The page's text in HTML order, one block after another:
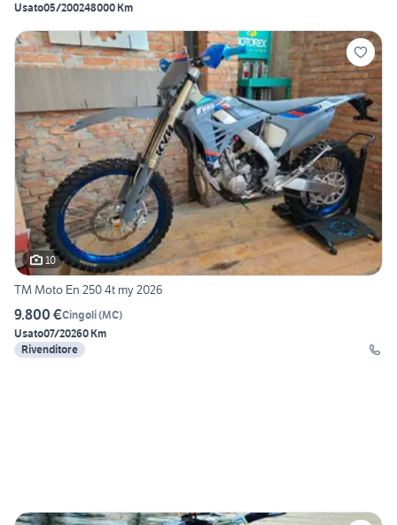
Usato05/200248000 Km
10
TM Moto En 250 4t my 2026
9.800 €Cingoli(MC)
Usato07/20260 Km
Rivenditore